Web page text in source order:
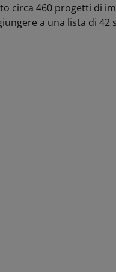
circa 460 progetti di
a una lista di 42